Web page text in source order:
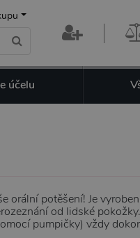
účelu
orální potěšení! Je
od lidské
pumpičky) vždy